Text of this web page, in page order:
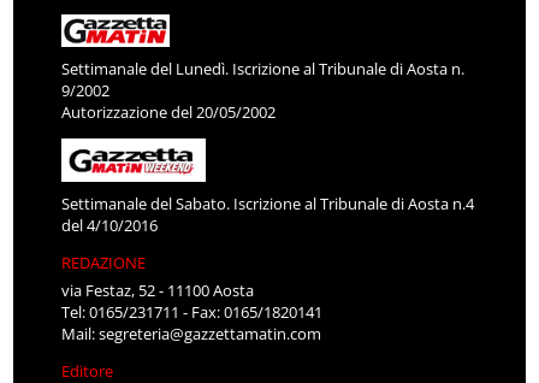
Settimanale del Lunedì. Iscrizione al Tribunale di Aosta n.
9/2002
Autorizzazione del 20/05/2002
Settimanale del Sabato. Iscrizione al Tribunale di Aosta n.4
del 4/10/2016
REDAZIONE
via Festaz, 52 - 11100 Aosta
Tel: 0165/231711 - Fax: 0165/1820141
Mail:segreteria@gazzettamatin.com
Editore